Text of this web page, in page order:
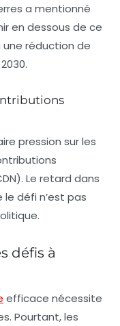
a mentionné
en dessous de ce
une réduction de
pression sur les
Le retard dans
le défi n’est pas
défis à
efficace nécessite
Pourtant, les